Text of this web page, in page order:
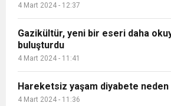
4 Mart 2024 - 12:37
Gazikültür, yeni bir eseri daha
buluşturdu
4 Mart 2024 - 11:41
Hareketsiz yaşam diyabete
4 Mart 2024 - 11:36